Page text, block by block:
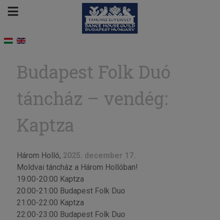
Budapest Folk Duó
táncház – vendég:
Kaptza
Három Holló, 2025. december 17.
Moldvai táncház a Három Hollóban!
19:00-20:00 Kaptza
20:00-21:00 Budapest Folk Duo
21:00-22:00 Kaptza
22:00-23:00 Budapest Folk Duo